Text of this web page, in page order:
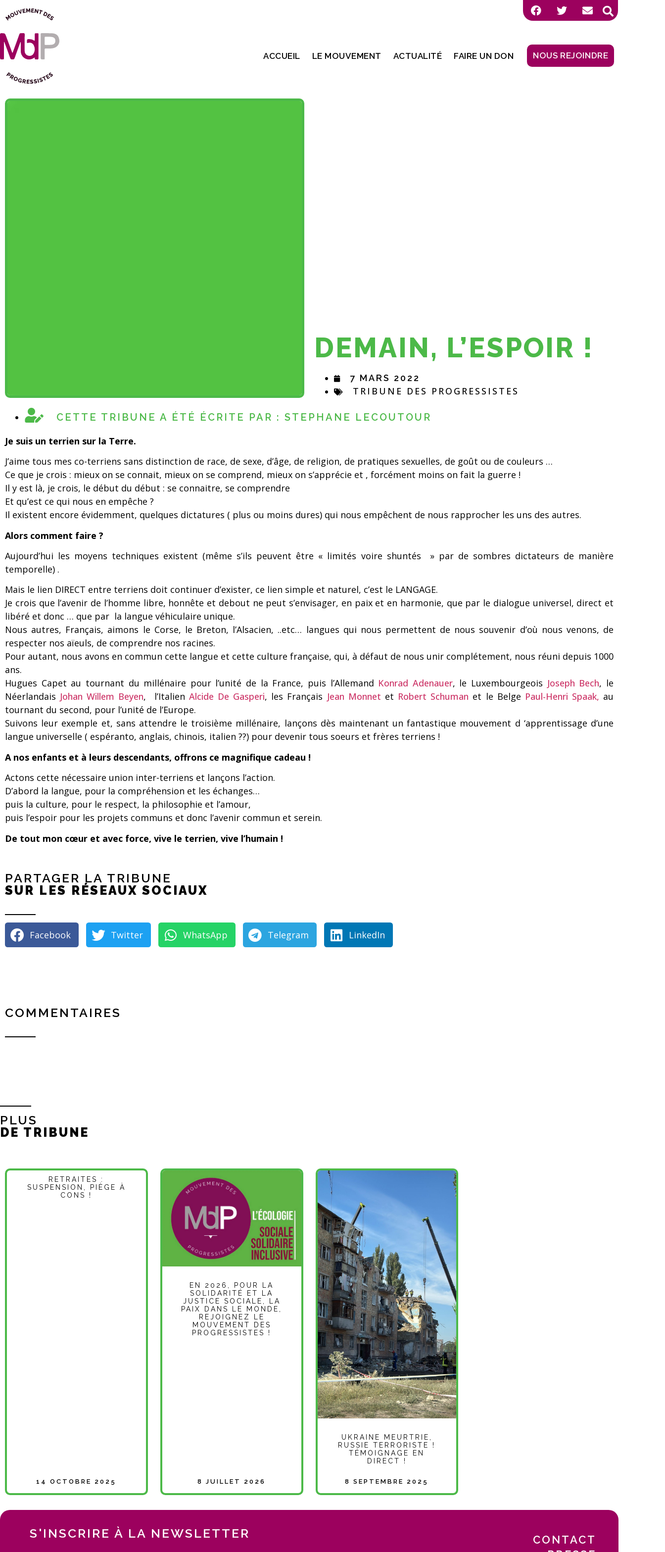
ACCUEIL LE MOUVEMENT ACTUALITÉ FAIRE UN DON NOUS REJOINDRE
DEMAIN, L’ESPOIR !
7 MARS 2022
TRIBUNE DES PROGRESSISTES
CETTE TRIBUNE A ÉTÉ ÉCRITE PAR : STEPHANE LECOUTOUR
Je suis un terrien sur la Terre.
J’aime tous mes co-terriens sans distinction de race, de sexe, d’âge, de religion, de pratiques sexuelles, de goût ou de couleurs …
Ce que je crois : mieux on se connait, mieux on se comprend, mieux on s’apprécie et , forcément moins on fait la guerre !
Il y est là, je crois, le début du début : se connaitre, se comprendre
Et qu’est ce qui nous en empêche ?
Il existent encore évidemment, quelques dictatures ( plus ou moins dures) qui nous empêchent de nous rapprocher les uns des autres.
Alors comment faire ?
Aujourd’hui les moyens techniques existent (même s’ils peuvent être « limités voire shuntés » par de sombres dictateurs de manière
temporelle) .
Mais le lien DIRECT entre terriens doit continuer d’exister, ce lien simple et naturel, c’est le LANGAGE.
Je crois que l’avenir de l’homme libre, honnête et debout ne peut s’envisager, en paix et en harmonie, que par le dialogue universel, direct et
libéré et donc … que par la langue véhiculaire unique.
Nous autres, Français, aimons le Corse, le Breton, l’Alsacien, ..etc… langues qui nous permettent de nous souvenir d’où nous venons, de
respecter nos aïeuls, de comprendre nos racines.
Pour autant, nous avons en commun cette langue et cette culture française, qui, à défaut de nous unir complétement, nous réuni depuis 1000
ans.
Hugues Capet au tournant du millénaire pour l’unité de la France, puis l’Allemand Konrad Adenauer, le Luxembourgeois Joseph Bech, le
Néerlandais Johan Willem Beyen, l’Italien Alcide De Gasperi, les Français Jean Monnet et Robert Schuman et le Belge Paul-Henri Spaak, au
tournant du second, pour l’unité de l’Europe.
Suivons leur exemple et, sans attendre le troisième millénaire, lançons dès maintenant un fantastique mouvement d ‘apprentissage d’une
langue universelle ( espéranto, anglais, chinois, italien ??) pour devenir tous soeurs et frères terriens !
A nos enfants et à leurs descendants, offrons ce magnifique cadeau !
Actons cette nécessaire union inter-terriens et lançons l’action.
D’abord la langue, pour la compréhension et les échanges…
puis la culture, pour le respect, la philosophie et l’amour,
puis l’espoir pour les projets communs et donc l’avenir commun et serein.
De tout mon cœur et avec force, vive le terrien, vive l’humain !
PARTAGER LA TRIBUNE
SUR LES RÉSEAUX SOCIAUX
Facebook Twitter WhatsApp Telegram LinkedIn
COMMENTAIRES
PLUS
DE TRIBUNE
RETRAITES :
SUSPENSION, PIÈGE À
CONS !
14 OCTOBRE 2025
EN 2026, POUR LA
SOLIDARITÉ ET LA
JUSTICE SOCIALE, LA
PAIX DANS LE MONDE,
REJOIGNEZ LE
MOUVEMENT DES
PROGRESSISTES !
8 JUILLET 2026
UKRAINE MEURTRIE,
RUSSIE TERRORISTE !
TÉMOIGNAGE EN
DIRECT !
8 SEPTEMBRE 2025
S'INSCRIRE À LA NEWSLETTER
CONTACT